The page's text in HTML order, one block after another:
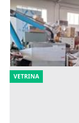
Spoleto (Perugia)
Offerta minima
63.991 €
28/09/2026
VETRINA